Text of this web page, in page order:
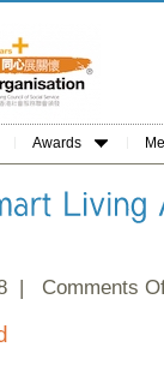
Awards
| Comments